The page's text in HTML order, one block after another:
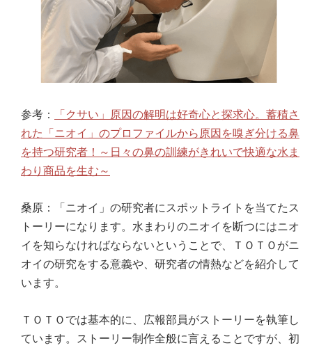
参考：
「クサい」原因の解明は好奇心と探求心。蓄積さ
れた「ニオイ」のプロファイルから原因を嗅ぎ分ける鼻
を持つ研究者！～日々の鼻の訓練がきれいで快適な水ま
わり商品を生む～
桑原：「ニオイ」の研究者にスポットライトを当てたス
トーリーになります。水まわりのニオイを断つにはニオ
イを知らなければならないということで、ＴＯＴＯがニ
オイの研究をする意義や、研究者の情熱などを紹介して
います。
ＴＯＴＯでは基本的に、広報部員がストーリーを執筆し
ています。ストーリー制作全般に言えることですが、初